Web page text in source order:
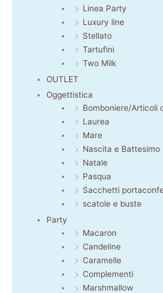
Linea Party
Luxury line
Stellato
Tartufini
Two Milk
OUTLET
Oggettistica
Bomboniere/Articoli
Laurea
Mare
Nascita e Battesimo
Natale
Pasqua
Sacchetti
scatole e buste
Party
Macaron
Candeline
Caramelle
Complementi
Marshmallow